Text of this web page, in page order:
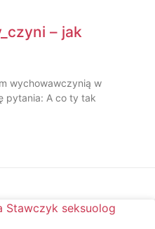
– jak
wychowawczynią w
pytania: A co ty tak